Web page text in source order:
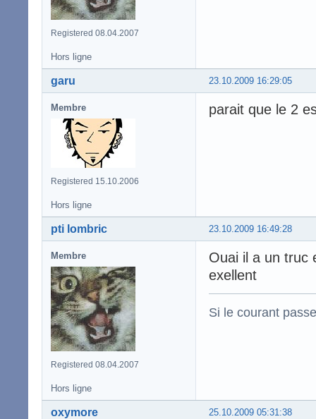
Registered 08.04.2007
Hors ligne
23.10.2009 16:29:05
garu
Membre
Registered 15.10.2006
parait que le 2
Hors ligne
23.10.2009 16:49:28
pti lombric
Membre
Registered 08.04.2007
Ouai il a un truc
exellent
Si le courant
Hors ligne
25.10.2009 05:31:38
oxymore